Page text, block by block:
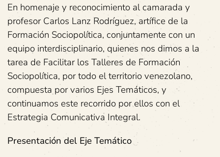
En homenaje y reconocimiento al camarada y
profesor Carlos Lanz Rodríguez, artífice de la
Formación Sociopolítica, conjuntamente con un
equipo interdisciplinario, quienes nos dimos a la
tarea de Facilitar los Talleres de Formación
Sociopolítica, por todo el territorio venezolano,
compuesta por varios Ejes Temáticos, y
continuamos este recorrido por ellos con el
Estrategia Comunicativa Integral.
Presentación del Eje Temático